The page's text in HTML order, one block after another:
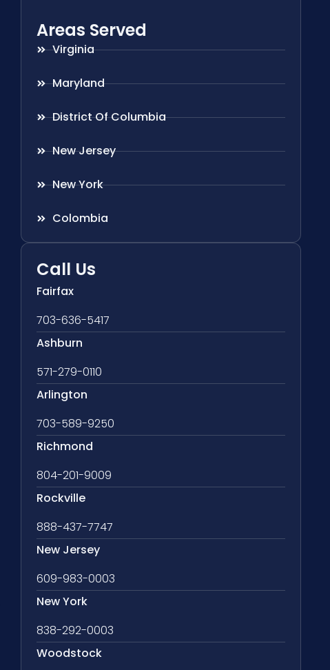
Areas Served
Virginia
Maryland
District Of Columbia
New Jersey
New York
Colombia
Call Us
Fairfax
703-636-5417
Ashburn
571-279-0110
Arlington
703-589-9250
Richmond
804-201-9009
Rockville
888-437-7747
New Jersey
609-983-0003
New York
838-292-0003
Woodstock